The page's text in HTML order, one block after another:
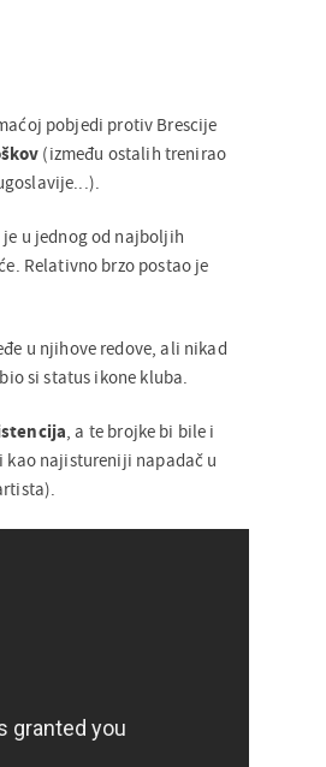
pobjedi protiv Brescije
(između ostalih trenirao
u jednog od najboljih
Relativno brzo postao je
u njihove redove, ali nikad
si status ikone kluba.
, a te brojke bi bile i
kao najistureniji napadač u